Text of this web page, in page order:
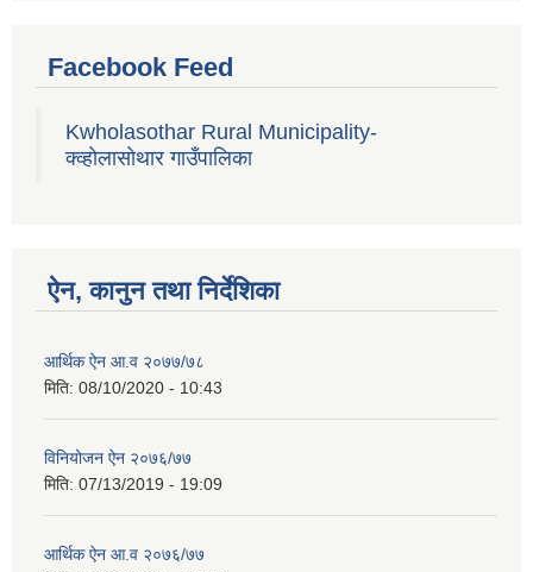
Facebook Feed
Kwholasothar Rural Municipality-
क्व्होलासोथार गाउँपालिका
ऐन, कानुन तथा निर्देशिका
आर्थिक ऐन आ.व २०७७/७८
मिति: 08/10/2020 - 10:43
विनियोजन ऐन २०७६/७७
मिति: 07/13/2019 - 19:09
आर्थिक ऐन आ.व २०७६/७७